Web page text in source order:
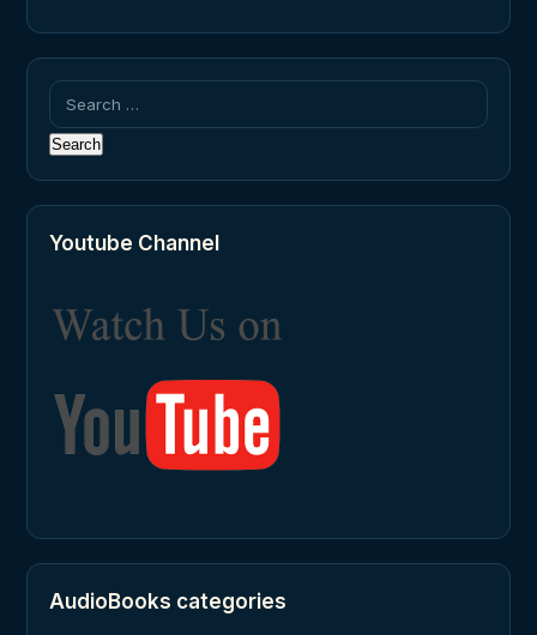
Search
for:
Youtube Channel
AudioBooks categories